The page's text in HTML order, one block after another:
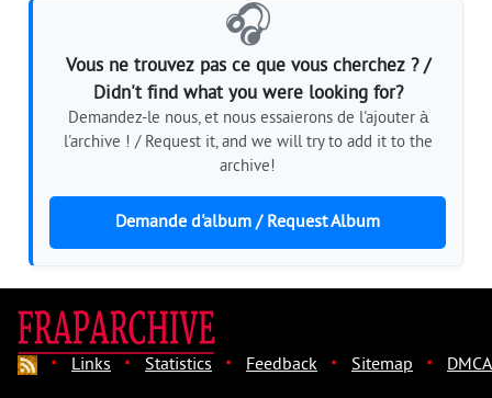
🎧
Vous ne trouvez pas ce que vous cherchez ? /
Didn't find what you were looking for?
Demandez-le nous, et nous essaierons de l'ajouter à
l'archive ! / Request it, and we will try to add it to the
archive!
Demande d'album / Request Album
· Links · Statistics · Feedback · Sitemap · DMCA